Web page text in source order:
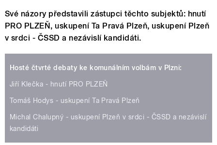
Své názory představili zástupci těchto subjektů: hnutí
PRO PLZEŇ, uskupení Ta Pravá Plzeň, uskupení Plzeň
v srdci - ČSSD a nezávislí kandidáti.
Hosté čtvrté debaty ke komunálním volbám v Plzni:
Jiří Klečka - hnutí PRO PLZEŇ
Tomáš Hodys - uskupení Ta Pravá Plzeň
Michal Chalupný - uskupení Plzeň v srdci - ČSSD a nezávislí
kandidáti